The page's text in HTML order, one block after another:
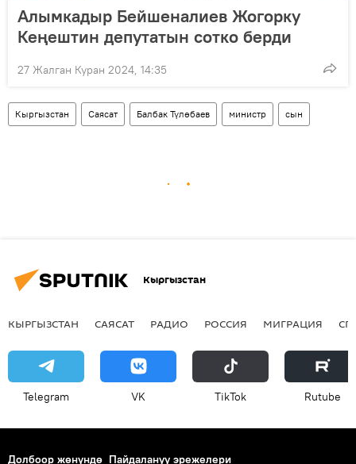
Алымкадыр Бейшеналиев Жогорку
Кеңештин депутатын сотко берди
27 Жалган Куран 2024, 14:35
Кыргызстан Саясат Балбак Түлөбаев министр сын
Кыргызстан
КЫРГЫЗСТАН САЯСАТ РАДИО РОССИЯ МИГРАЦИЯ
Telegram VK ТikТоk Rutube
Долбоор жөнүндө Пайдалануу эрежелери